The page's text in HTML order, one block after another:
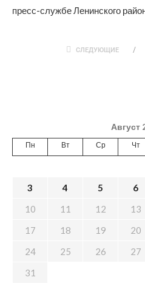
пресс-службе Ленинского
СЛЕДУЮЩИЕ
Август
Пн Вт Ср Чт
3
4 5 6
10
11 12 13
17
18 19 20
24
25 26 27
31